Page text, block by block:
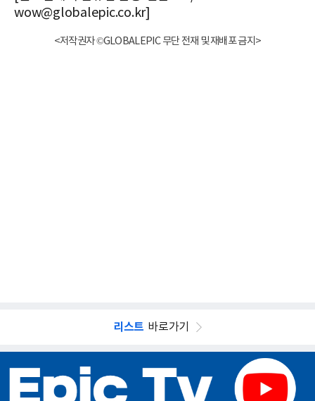
wow@globalepic.co.kr]
<저작권자 ©GLOBALEPIC 무단 전재 및 재배포 금지>
리스트 바로가기